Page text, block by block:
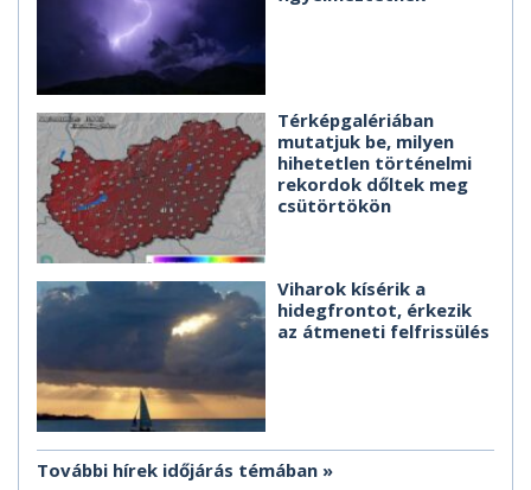
Térképgalériában
mutatjuk be, milyen
hihetetlen történelmi
rekordok dőltek meg
csütörtökön
Viharok kísérik a
hidegfrontot, érkezik
az átmeneti felfrissülés
További hírek időjárás témában